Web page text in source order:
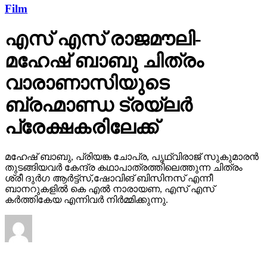
Film
എസ് എസ് രാജമൗലി-
മഹേഷ് ബാബു ചിത്രം
വാരാണാസിയുടെ
ബ്രഹ്മാണ്ഡ ട്രയ്ലർ
പ്രേക്ഷകരിലേക്ക്
മഹേഷ് ബാബു, പ്രിയങ്ക ചോപ്ര, പൃഥ്വിരാജ് സുകുമാരൻ
തുടങ്ങിയവർ കേന്ദ്ര കഥാപാത്രത്തിലെത്തുന്ന ചിത്രം
ശ്രീ ദുർഗ ആർട്ട്സ്,ഷോവിങ് ബിസിനസ് എന്നീ
ബാനറുകളിൽ കെ എൽ നാരായണ, എസ് എസ്
കർത്തികേയ എന്നിവർ നിർമ്മിക്കുന്നു.